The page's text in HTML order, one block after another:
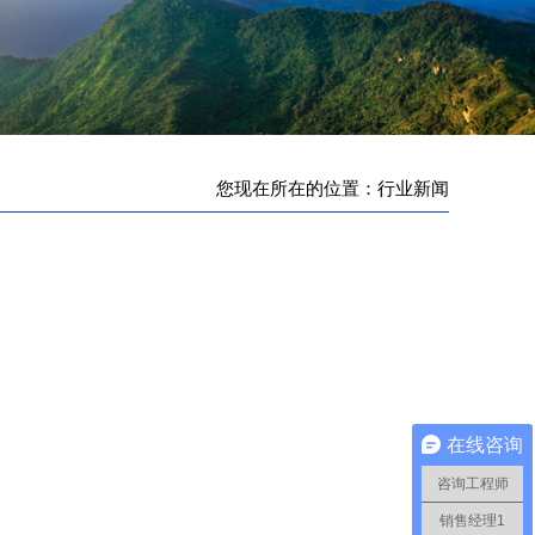
您现在所在的位置：行业新闻
在线咨询
咨询工程师
销售经理1